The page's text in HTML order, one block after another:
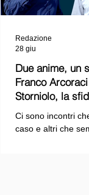
Due anime, un
Franco Arcoraci
Storniolo, la
del Cinema
Trasimeno
Ci sono incontri
caso e altri che
Redazione
28 giu